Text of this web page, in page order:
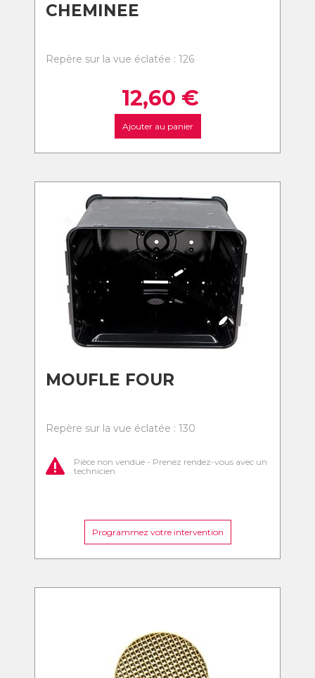
CHEMINEE
Repère sur la vue éclatée : 126
12,60 €
Ajouter au panier
MOUFLE FOUR
Repère sur la vue éclatée : 130
Pièce non vendue - Prenez rendez-vous avec un
technicien
Programmez votre intervention